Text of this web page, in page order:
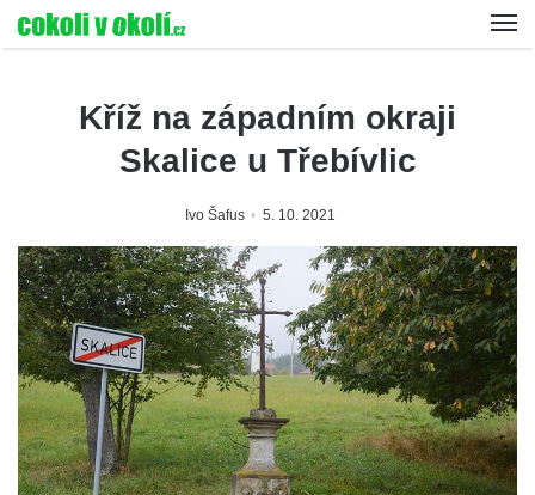
Kříž na západním okraji
Skalice u Třebívlic
Ivo Šafus 5. 10. 2021